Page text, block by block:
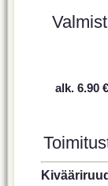
alk. 6.90 €